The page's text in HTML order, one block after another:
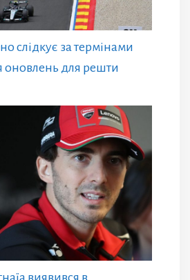
слідкує за термінами
для решти
виявився в